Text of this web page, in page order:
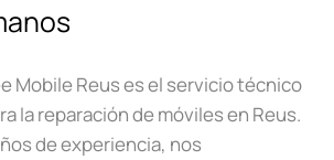
Mobile Reus es el servicio técnico
la reparación de móviles en Reus.
de experiencia, nos